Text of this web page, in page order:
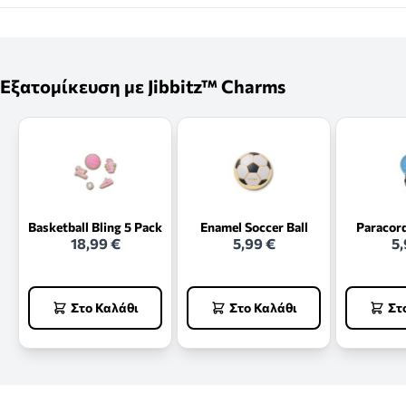
Εξατομίκευση με Jibbitz™ Charms
Basketball Bling 5 Pack
18,99 €
Στο Καλάθι
Enamel Soccer Ball
5,99 €
Στο Καλάθι